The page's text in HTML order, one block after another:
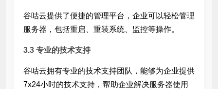
谷咕云提供了便捷的管理平台，企业可以轻松管理
服务器，包括重启、重装系统、监控等操作。
3.3 专业的技术支持
谷咕云拥有专业的技术支持团队，能够为企业提供
7x24小时的技术支持，帮助企业解决服务器使用